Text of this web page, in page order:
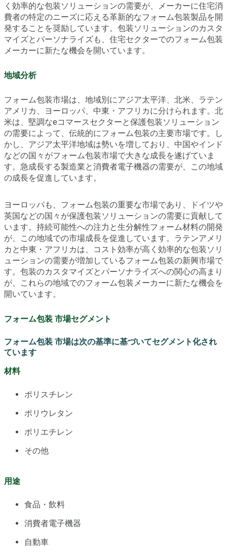
く効率的な包装ソリューションの需要が、メーカーに住宅消
費者の特定のニーズに応える革新的なフォーム包装製品を開
発することを奨励しています。包装ソリューションのカスタ
マイズとパーソナライズも、住宅セクターでのフォーム包装
メーカーに新たな機会を開いています。
地域分析
フォーム包装市場は、地域別にアジア太平洋、北米、ラテン
アメリカ、ヨーロッパ、中東・アフリカに分けられます。北
米は、堅調なeコマースセクターと保護包装ソリューション
の需要によって、伝統的にフォーム包装の主要市場です。し
かし、アジア太平洋地域は勢いを増しており、中国やインド
などの国々がフォーム包装市場で大きな成長を遂げていま
す。急成長する製造業と消費者電子機器の需要が、この地域
の成長を促進しています。
ヨーロッパも、フォーム包装の重要な市場であり、ドイツや
英国などの国々が保護包装ソリューションの需要に貢献して
います。持続可能性への注力と生分解性フォーム材料の開発
が、この地域での市場成長を促進しています。ラテンアメリ
カと中東・アフリカは、コスト効率が高く効率的な包装ソリ
ューションの需要が増加しているフォーム包装の新興市場で
す。包装のカスタマイズとパーソナライズへの関心の高まり
が、これらの地域でのフォーム包装メーカーに新たな機会を
開いています。
フォーム包装 市場セグメント
フォーム包装 市場は次の基準に基づいてセグメント化され
ています
材料
ポリスチレン
ポリウレタン
ポリエチレン
その他
用途
食品・飲料
消費者電子機器
自動車